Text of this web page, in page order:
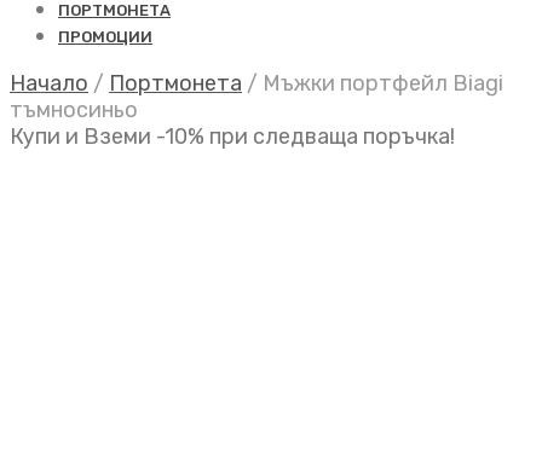
ПОРТМОНЕТА
ПРОМОЦИИ
Начало / Портмонета / Мъжки портфейл Biagi
тъмносиньо
Купи и Вземи -10% при следваща поръчка!